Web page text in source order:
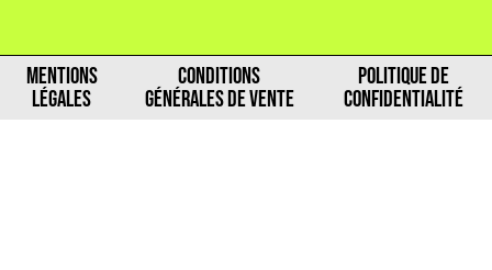
MENTIONS
LÉGALES
CONDITIONS
GÉNÉRALES DE VENTE
POLITIQUE DE
CONFIDENTIALITÉ